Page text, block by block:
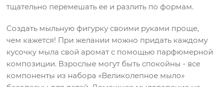
тщательно перемешать ее и разлить по формам.
Создать мыльную фигурку своими руками проще,
чем кажется! При желании можно придать каждому
кусочку мыла свой аромат с помощью парфюмерной
композиции. Взрослые могут быть спокойны - все
компоненты из набора «Великолепное мыло»